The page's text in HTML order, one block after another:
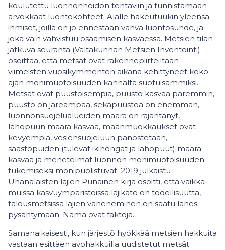
koulutettu luonnonhoidon tehtäviin ja tunnistamaan
arvokkaat luontokohteet. Alalle hakeutuukin yleensä
ihmiset, joilla on jo ennestään vahva luontosuhde, ja
joka vain vahvistuu osaamisen kasvaessa. Metsien tilan
jatkuva seuranta (Valtakunnan Metsien Inventointi)
osoittaa, että metsät ovat rakennepiirteiltään
viimeisten vuosikymmenten aikana kehittyneet koko
ajan monimuotoisuuden kannalta suotuisammiksi.
Metsät ovat puustoisempia, puusto kasvaa paremmin,
puusto on järeämpää, sekapuustoa on enemmän,
luonnonsuojelualueiden määrä on räjähtänyt,
lahopuun määrä kasvaa, maanmuokkaukset ovat
kevyempiä, vesiensuojeluun panostetaan,
säästöpuiden (tulevat ikihongat ja lahopuut) määrä
kasvaa ja menetelmät luonnon monimuotoisuuden
tukemiseksi monipuolistuvat. 2019 julkaistu
Uhanalaisten lajien Punainen kirja osoitti, että vaikka
muissa kasvuympäristöissä lajikato on todellisuutta,
talousmetsissä lajien väheneminen on saatu lähes
pysähtymään. Nämä ovat faktoja.
Samanaikaisesti, kun järjestö hyökkää metsien hakkuita
vastaan esittäen avohakkuilla uudistetut metsät